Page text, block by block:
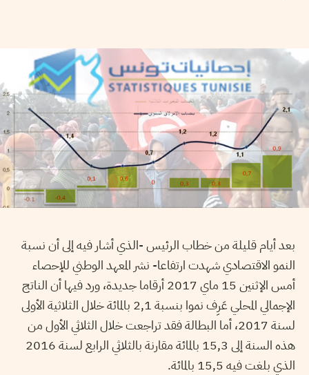
بعد أيام قليلة من خطاب الرئيس -الذي أشار فيه إلى أن نسبة
النمو الاقتصادي شهدت ارتفاعا- نشر المعهد الوطني للإحصاء
أمس الإثنين 15 ماي 2017 أرقاما جديدة، ورد فيها أن الناتج
الإجمالي المحلي عَرِف نموا بنسبة 2,1 بالمائة خلال الثلاثية الأولى
لسنة 2017، أما البطالة فقد تراجعت خلال الثلاثي الأول من
هذه السنة إلى 15,3 بالمائة مقارنة بالثلاثي الرابع لسنة 2016
الذي بلغت فيه 15,5 بالمائة.